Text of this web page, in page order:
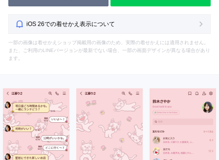
iOS 26での着せかえ表示について
一部の画像は着せかえショップ掲載用の画像のため、実際の着せかえには適用されません。
また、ご利用のLINEバージョンが最新でない場合、一部の画面デザインが異なる場合があり
ます。